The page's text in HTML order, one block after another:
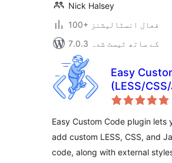
Nick Halsey
100+ فعال انسٹالیشنز
7.0.3 کے ساتھ ٹیسٹ شدہ
Easy
(LESS/
Live Editing
Easy Custom Code plugin lets
add custom LESS, CSS, and
code, along with external